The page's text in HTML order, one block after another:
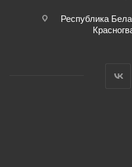
Республика